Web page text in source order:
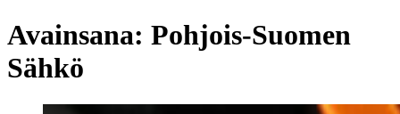
Avainsana: Pohjois-Suomen
Sähkö